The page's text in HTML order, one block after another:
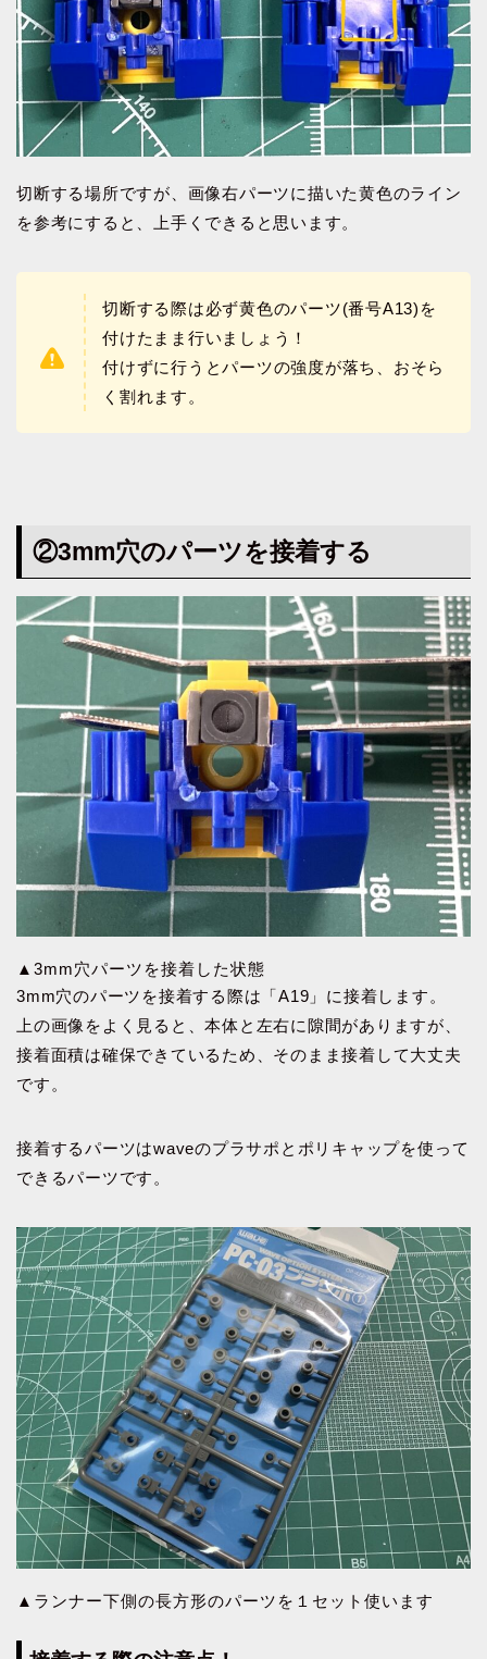
切断する場所ですが、画像右パーツに描いた黄色のライン
を参考にすると、上手くできると思います。
切断する際は必ず黄色のパーツ(番号A13)を
付けたまま行いましょう！
付けずに行うとパーツの強度が落ち、おそら
く割れます。
②3mm穴のパーツを接着する
▲3mm穴パーツを接着した状態
3mm穴のパーツを接着する際は「A19」に接着します。
上の画像をよく見ると、本体と左右に隙間がありますが、
接着面積は確保できているため、そのまま接着して大丈夫
です。
接着するパーツはwaveのプラサポとポリキャップを使って
できるパーツです。
▲ランナー下側の長方形のパーツを１セット使います